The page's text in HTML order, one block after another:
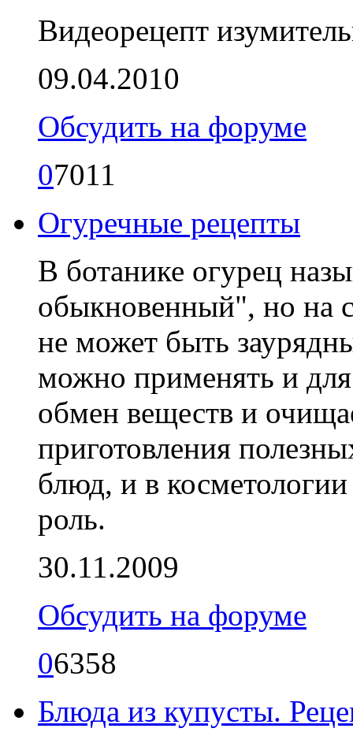
Видеорецепт
09.04.2010
Обсудить на форуме
07011
Огуречные рецепты
В ботанике огурец
обыкновенный", но на
не может быть
можно применять и
обмен веществ и
приготовления
блюд, и в
роль.
30.11.2009
Обсудить на форуме
06358
Блюда из купусты.